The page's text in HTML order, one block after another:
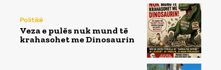
Politikë
Veza e pulës nuk mund të
krahasohet me Dinosaurin